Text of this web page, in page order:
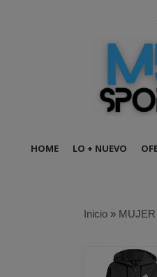
HOME LO + NUEVO
Inicio» MUJER